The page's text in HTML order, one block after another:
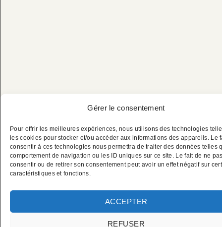
Gérer le consentement
Pour offrir les meilleures expériences, nous utilisons des technologies
les cookies pour stocker et/ou accéder aux informations des appareils. Le
consentir à ces technologies nous permettra de traiter des données telles
comportement de navigation ou les ID uniques sur ce site. Le fait de ne
consentir ou de retirer son consentement peut avoir un effet négatif sur
caractéristiques et fonctions.
ACCEPTER
REFUSER
Private Cannes Film
Festival Chauffeur
Service